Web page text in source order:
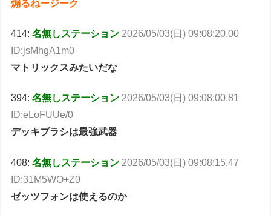
煽るねージーク
414:名無しステーション 2026/05/03(日) 09:08:20.00
ID:jsMhgA1m0
マトリックスみたいだな
394:名無しステーション 2026/05/03(日) 09:08:00.81
ID:eLoFUUe/0
デッキブラシは最強武器
408:名無しステーション 2026/05/03(日) 09:08:15.47
ID:31M5WO+Z0
ゼッツフォンは使えるのか